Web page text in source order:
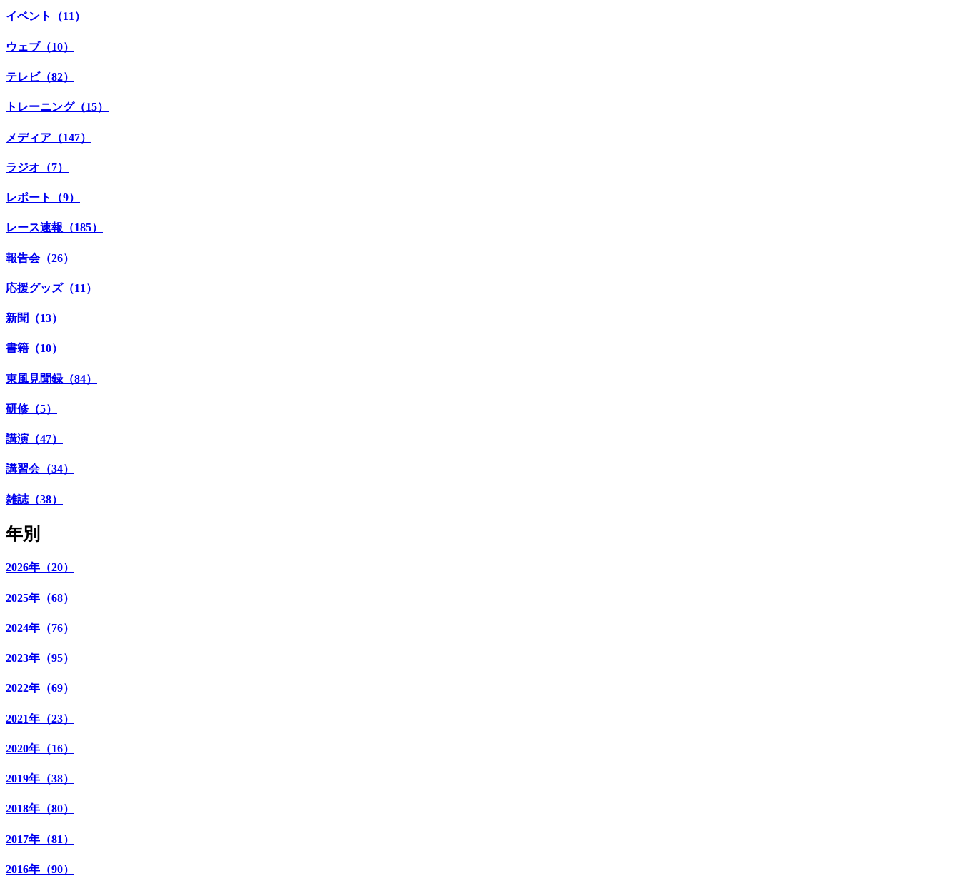
イベント（11）
ウェブ（10）
テレビ（82）
トレーニング（15）
メディア（147）
ラジオ（7）
レポート（9）
レース速報（185）
報告会（26）
応援グッズ（11）
新聞（13）
書籍（10）
東風見聞録（84）
研修（5）
講演（47）
講習会（34）
雑誌（38）
年別
2026年（20）
2025年（68）
2024年（76）
2023年（95）
2022年（69）
2021年（23）
2020年（16）
2019年（38）
2018年（80）
2017年（81）
2016年（90）